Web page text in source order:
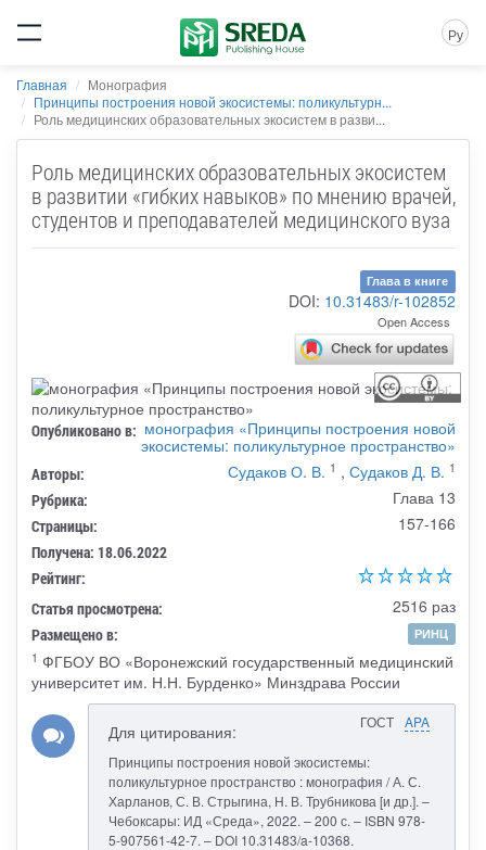
Ру
Главная
Монография
Принципы построения новой экосистемы: поликультурн...
Роль медицинских образовательных экосистем в разви...
Роль медицинских образовательных экосистем
в развитии «гибких навыков» по мнению врачей,
студентов и преподавателей медицинского вуза
Глава в книге
DOI: 10.31483/r-102852
Open Access
Опубликовано в: монография «Принципы построения новой
экосистемы: поликультурное пространство»
Авторы: Судаков О. В. 1 , Судаков Д. В. 1
Рубрика: Глава 13
Страницы: 157-166
Получена: 18.06.2022
Рейтинг:
Статья просмотрена:
2516 раз
Размещено в:
РИНЦ
1 ФГБОУ ВО «Воронежский государственный медицинский
университет им. Н.Н. Бурденко» Минздрава России
ГОСТ APA
Для цитирования:
Принципы построения новой экосистемы:
поликультурное пространство : монография / А. С.
Харланов, С. В. Стрыгина, Н. В. Трубникова [и др.]. –
Чебоксары: ИД «Среда», 2022. – 200 с. – ISBN 978-
5-907561-42-7. – DOI 10.31483/a-10368.